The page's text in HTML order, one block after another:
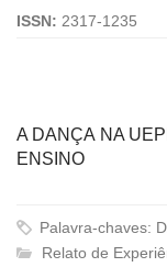
ISSN: 2317-1235
A DANÇA NA
ENSINO
Palavra-chaves:
Relato de